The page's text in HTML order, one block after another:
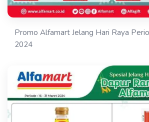
Promo Alfamart Jelang Hari Raya
2024